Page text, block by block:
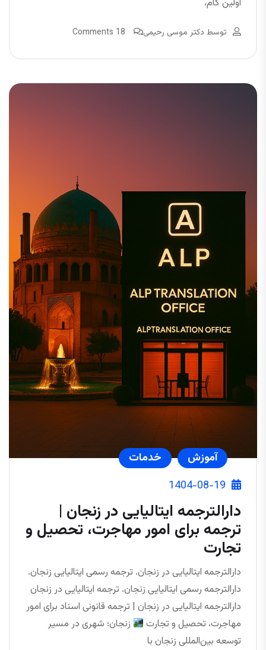
اولین گام،
توسط دکتر موسی رحیمی 18 Comments
آموزش
خدمات
1404-08-19
دارالترجمه ایتالیایی در زنجان |
ترجمه برای امور مهاجرت، تحصیل و
تجارت
دارالترجمه ایتالیایی در زنجان. ترجمه رسمی ایتالیایی زنجان.
دارالترجمه رسمی ایتالیایی زنجان. ترجمه ایتالیایی در زنجان
دارالترجمه ایتالیایی در زنجان | ترجمه قانونی اسناد برای امور
مهاجرت، تحصیل و تجارت
زنجان؛ شهری در مسیر
توسعه بین‌المللی زنجان با